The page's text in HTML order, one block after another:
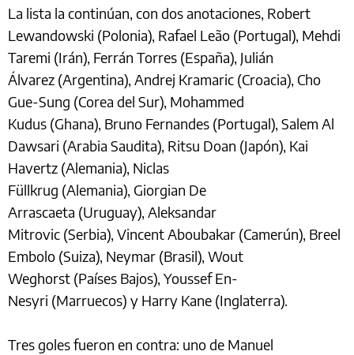
La lista la continúan, con dos anotaciones, Robert
Lewandowski (Polonia), Rafael Leão (Portugal), Mehdi
Taremi (Irán), Ferrán Torres (España), Julián
Álvarez (Argentina), Andrej Kramaric (Croacia), Cho
Gue-Sung (Corea del Sur), Mohammed
Kudus (Ghana), Bruno Fernandes (Portugal), Salem Al
Dawsari (Arabia Saudita), Ritsu Doan (Japón), Kai
Havertz (Alemania), Niclas
Füllkrug (Alemania), Giorgian De
Arrascaeta (Uruguay), Aleksandar
Mitrovic (Serbia), Vincent Aboubakar (Camerún), Breel
Embolo (Suiza), Neymar (Brasil), Wout
Weghorst (Países Bajos), Youssef En-
Nesyri (Marruecos) y Harry Kane (Inglaterra).
Tres goles fueron en contra: uno de Manuel